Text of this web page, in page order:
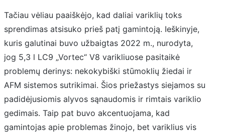
Tačiau vėliau paaiškėjo, kad daliai variklių toks
sprendimas atsisuko prieš patį gamintoją. Ieškinyje,
kuris galutinai buvo užbaigtas 2022 m., nurodyta,
jog 5,3 l LC9 „Vortec“ V8 varikliuose pasitaikė
problemų derinys: nekokybiški stūmoklių žiedai ir
AFM sistemos sutrikimai. Šios priežastys siejamos su
padidėjusiomis alyvos sąnaudomis ir rimtais variklio
gedimais. Taip pat buvo akcentuojama, kad
gamintojas apie problemas žinojo, bet variklius vis